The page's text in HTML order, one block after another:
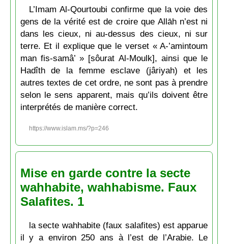
L’Imam Al-Qourtoubi confirme que la voie des
gens de la vérité est de croire que Allāh n’est ni
dans les cieux, ni au-dessus des cieux, ni sur
terre. Et il explique que le verset « A-’amintoum
man fis-samâ’ » [sôurat Al-Moulk], ainsi que le
Hadîth de la femme esclave (jâriyah) et les
autres textes de cet ordre, ne sont pas à prendre
selon le sens apparent, mais qu’ils doivent être
interprétés de manière correct.
https://www.islam.ms/?p=246
Mise en garde contre la secte
wahhabite, wahhabisme. Faux
Salafites. 1
la secte wahhabite (faux salafites) est apparue
il y a environ 250 ans à l’est de l’Arabie. Le